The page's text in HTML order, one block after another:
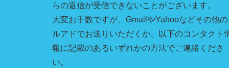
らの返信が受信できないことがございます。
大変お手数ですが、GmailやYahooなどその他の
ルアドでお送りいただくか、以下のコンタクト
報に記載のあるいずれかの方法でご連絡くださ
い。